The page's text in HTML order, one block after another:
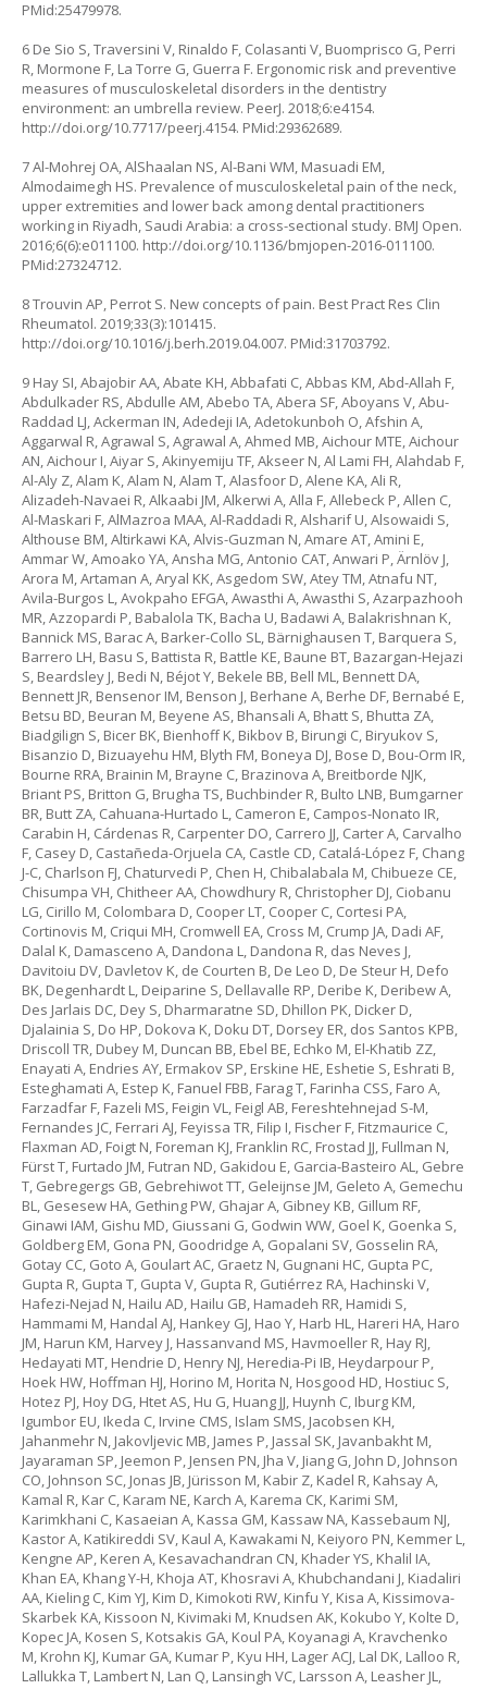
PMid:25479978.
6 De Sio S, Traversini V, Rinaldo F, Colasanti V, Buomprisco G, Perri
R, Mormone F, La Torre G, Guerra F. Ergonomic risk and preventive
measures of musculoskeletal disorders in the dentistry
environment: an umbrella review. PeerJ. 2018;6:e4154.
http://doi.org/10.7717/peerj.4154. PMid:29362689.
7 Al-Mohrej OA, AlShaalan NS, Al-Bani WM, Masuadi EM,
Almodaimegh HS. Prevalence of musculoskeletal pain of the neck,
upper extremities and lower back among dental practitioners
working in Riyadh, Saudi Arabia: a cross-sectional study. BMJ Open.
2016;6(6):e011100. http://doi.org/10.1136/bmjopen-2016-011100.
PMid:27324712.
8 Trouvin AP, Perrot S. New concepts of pain. Best Pract Res Clin
Rheumatol. 2019;33(3):101415.
http://doi.org/10.1016/j.berh.2019.04.007. PMid:31703792.
9 Hay SI, Abajobir AA, Abate KH, Abbafati C, Abbas KM, Abd-Allah F,
Abdulkader RS, Abdulle AM, Abebo TA, Abera SF, Aboyans V, Abu-
Raddad LJ, Ackerman IN, Adedeji IA, Adetokunboh O, Afshin A,
Aggarwal R, Agrawal S, Agrawal A, Ahmed MB, Aichour MTE, Aichour
AN, Aichour I, Aiyar S, Akinyemiju TF, Akseer N, Al Lami FH, Alahdab F,
Al-Aly Z, Alam K, Alam N, Alam T, Alasfoor D, Alene KA, Ali R,
Alizadeh-Navaei R, Alkaabi JM, Alkerwi A, Alla F, Allebeck P, Allen C,
Al-Maskari F, AlMazroa MAA, Al-Raddadi R, Alsharif U, Alsowaidi S,
Althouse BM, Altirkawi KA, Alvis-Guzman N, Amare AT, Amini E,
Ammar W, Amoako YA, Ansha MG, Antonio CAT, Anwari P, Ärnlöv J,
Arora M, Artaman A, Aryal KK, Asgedom SW, Atey TM, Atnafu NT,
Avila-Burgos L, Avokpaho EFGA, Awasthi A, Awasthi S, Azarpazhooh
MR, Azzopardi P, Babalola TK, Bacha U, Badawi A, Balakrishnan K,
Bannick MS, Barac A, Barker-Collo SL, Bärnighausen T, Barquera S,
Barrero LH, Basu S, Battista R, Battle KE, Baune BT, Bazargan-Hejazi
S, Beardsley J, Bedi N, Béjot Y, Bekele BB, Bell ML, Bennett DA,
Bennett JR, Bensenor IM, Benson J, Berhane A, Berhe DF, Bernabé E,
Betsu BD, Beuran M, Beyene AS, Bhansali A, Bhatt S, Bhutta ZA,
Biadgilign S, Bicer BK, Bienhoff K, Bikbov B, Birungi C, Biryukov S,
Bisanzio D, Bizuayehu HM, Blyth FM, Boneya DJ, Bose D, Bou-Orm IR,
Bourne RRA, Brainin M, Brayne C, Brazinova A, Breitborde NJK,
Briant PS, Britton G, Brugha TS, Buchbinder R, Bulto LNB, Bumgarner
BR, Butt ZA, Cahuana-Hurtado L, Cameron E, Campos-Nonato IR,
Carabin H, Cárdenas R, Carpenter DO, Carrero JJ, Carter A, Carvalho
F, Casey D, Castañeda-Orjuela CA, Castle CD, Catalá-López F, Chang
J-C, Charlson FJ, Chaturvedi P, Chen H, Chibalabala M, Chibueze CE,
Chisumpa VH, Chitheer AA, Chowdhury R, Christopher DJ, Ciobanu
LG, Cirillo M, Colombara D, Cooper LT, Cooper C, Cortesi PA,
Cortinovis M, Criqui MH, Cromwell EA, Cross M, Crump JA, Dadi AF,
Dalal K, Damasceno A, Dandona L, Dandona R, das Neves J,
Davitoiu DV, Davletov K, de Courten B, De Leo D, De Steur H, Defo
BK, Degenhardt L, Deiparine S, Dellavalle RP, Deribe K, Deribew A,
Des Jarlais DC, Dey S, Dharmaratne SD, Dhillon PK, Dicker D,
Djalainia S, Do HP, Dokova K, Doku DT, Dorsey ER, dos Santos KPB,
Driscoll TR, Dubey M, Duncan BB, Ebel BE, Echko M, El-Khatib ZZ,
Enayati A, Endries AY, Ermakov SP, Erskine HE, Eshetie S, Eshrati B,
Esteghamati A, Estep K, Fanuel FBB, Farag T, Farinha CSS, Faro A,
Farzadfar F, Fazeli MS, Feigin VL, Feigl AB, Fereshtehnejad S-M,
Fernandes JC, Ferrari AJ, Feyissa TR, Filip I, Fischer F, Fitzmaurice C,
Flaxman AD, Foigt N, Foreman KJ, Franklin RC, Frostad JJ, Fullman N,
Fürst T, Furtado JM, Futran ND, Gakidou E, Garcia-Basteiro AL, Gebre
T, Gebregergs GB, Gebrehiwot TT, Geleijnse JM, Geleto A, Gemechu
BL, Gesesew HA, Gething PW, Ghajar A, Gibney KB, Gillum RF,
Ginawi IAM, Gishu MD, Giussani G, Godwin WW, Goel K, Goenka S,
Goldberg EM, Gona PN, Goodridge A, Gopalani SV, Gosselin RA,
Gotay CC, Goto A, Goulart AC, Graetz N, Gugnani HC, Gupta PC,
Gupta R, Gupta T, Gupta V, Gupta R, Gutiérrez RA, Hachinski V,
Hafezi-Nejad N, Hailu AD, Hailu GB, Hamadeh RR, Hamidi S,
Hammami M, Handal AJ, Hankey GJ, Hao Y, Harb HL, Hareri HA, Haro
JM, Harun KM, Harvey J, Hassanvand MS, Havmoeller R, Hay RJ,
Hedayati MT, Hendrie D, Henry NJ, Heredia-Pi IB, Heydarpour P,
Hoek HW, Hoffman HJ, Horino M, Horita N, Hosgood HD, Hostiuc S,
Hotez PJ, Hoy DG, Htet AS, Hu G, Huang JJ, Huynh C, Iburg KM,
Igumbor EU, Ikeda C, Irvine CMS, Islam SMS, Jacobsen KH,
Jahanmehr N, Jakovljevic MB, James P, Jassal SK, Javanbakht M,
Jayaraman SP, Jeemon P, Jensen PN, Jha V, Jiang G, John D, Johnson
CO, Johnson SC, Jonas JB, Jürisson M, Kabir Z, Kadel R, Kahsay A,
Kamal R, Kar C, Karam NE, Karch A, Karema CK, Karimi SM,
Karimkhani C, Kasaeian A, Kassa GM, Kassaw NA, Kassebaum NJ,
Kastor A, Katikireddi SV, Kaul A, Kawakami N, Keiyoro PN, Kemmer L,
Kengne AP, Keren A, Kesavachandran CN, Khader YS, Khalil IA,
Khan EA, Khang Y-H, Khoja AT, Khosravi A, Khubchandani J, Kiadaliri
AA, Kieling C, Kim YJ, Kim D, Kimokoti RW, Kinfu Y, Kisa A, Kissimova-
Skarbek KA, Kissoon N, Kivimaki M, Knudsen AK, Kokubo Y, Kolte D,
Kopec JA, Kosen S, Kotsakis GA, Koul PA, Koyanagi A, Kravchenko
M, Krohn KJ, Kumar GA, Kumar P, Kyu HH, Lager ACJ, Lal DK, Lalloo R,
Lallukka T, Lambert N, Lan Q, Lansingh VC, Larsson A, Leasher JL,